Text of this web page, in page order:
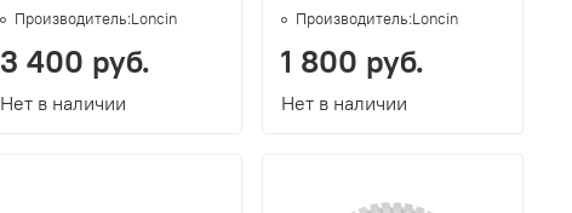
Производитель:Loncin
Нет в наличии
3 400 руб.
Производитель:Loncin
Нет в наличии
1 800 руб.